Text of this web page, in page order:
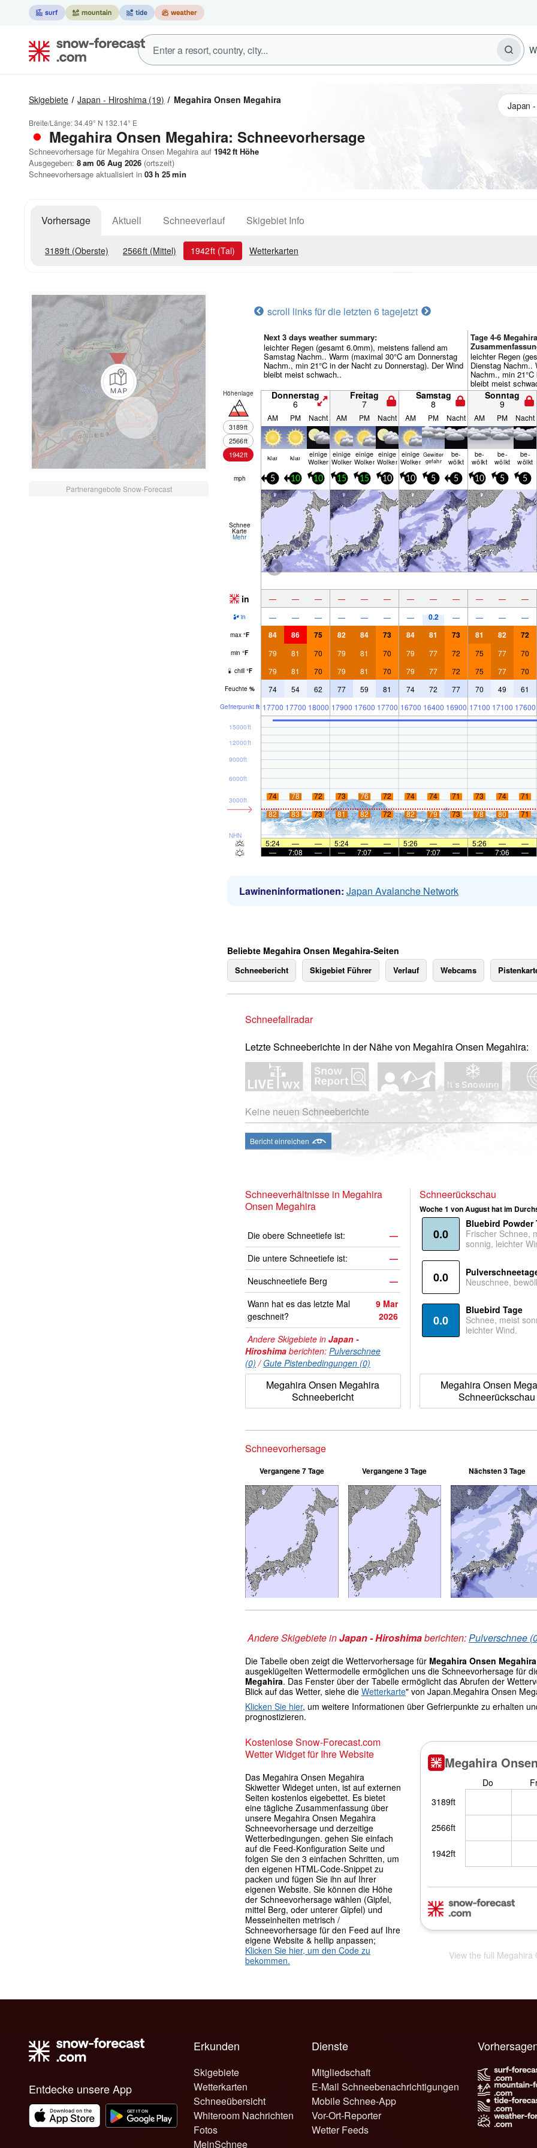
Skigebiete Japan - Hiroshima (19) Megahira Onsen Megahira
Breite/Länge:34.49° N 132.14° E
Megahira Onsen Megahira: Schneevorhersage
Schneevorhersage für Megahira Onsen Megahira auf 1942ft Höhe
Ausgegeben: 8 am 06 Aug 2026 (ortszeit)
Schneevorhersage aktualisiert in 03h 25min
Vorhersage Aktuell Schneeverlauf Skigebiet Info
3189ft (Oberste) 2566ft (Mittel) 1942ft (Tal) Wetterkarten
Partnerangebote Snow-Forecast
scroll links für die letzten 6 tagejetzt
Next 3 days weather summary:
leichter Regen (gesamt 6.0mm), meistens fallend am
Samstag Nachm.. Warm (maximal 30°C am Donnerstag
Nachm., min 21°C in der Nacht zu Donnerstag). Der Wind
bleibt meist schwach..
Tage 4-6
leichter Regen
Dienstag Nachm..
Nachm., min
bleibt meist
Höhenlage
3189ft
2566ft
1942ft
Donnerstag
6
Freitag
7
Samstag
8
Sonntag
9
AM PM Nacht AM PM Nacht AM PM Nacht AM PM Nacht
klar klar einige
Wolken
einige
Wolken
einige
Wolken
einige
Wolken
einige
Wolken
Gewitter
gefahr
be­
wölkt
be­
wölkt
be­
wölkt
be­
wölkt
mph 5 10 10 15 15 10 10 5 5 10 5 5
Schnee
Karte
Mehr
in — — — — — — — — — — — —
in — — — — — — — 0.2 — — — —
max °F 84 86 75 82 84 73 84 81 73 81 82 72
min °F 79 81 70 79 81 70 79 77 72 75 77 70
chill °F 79 81 70 79 81 70 79 77 72 75 77 70
Feuchte % 74 54 62 77 59 81 74 72 77 70 49 61
Gefrier­punkt ft 17700 17700 18000 17900 17600 17700 16700 16400 16900 17100 17100 17600
NHN
3000ft
6000ft
9000ft
12000ft
15000ft
74 78 72 73 76 72 74 74 71 73 74 71
82
83 73 81 82 72 82 79 73 78 80 71
5:24 — — 5:24 — — 5:26 — — 5:26 — —
—
7:08 — — 7:07 — — 7:07 — — 7:06 —
Lawineninformationen: Japan Avalanche Network
Beliebte Megahira Onsen Megahira-Seiten
Schneebericht Skigebiet Führer Verlauf Webcams
Schneefallradar
Letzte Schneeberichte in der Nähe von Megahira Onsen Megahira:
Keine neuen Schneeberichte
Bericht einreichen
Schneeverhältnisse in Megahira
Onsen Megahira
Die obere Schneetiefe ist:
—
Die untere Schneetiefe ist:
—
Neuschneetiefe Berg
—
Wann hat es das letzte Mal
geschneit?
9 Mar
2026
Andere Skigebiete in Japan -
Hiroshima berichten: Pulverschnee
(0) /Gute Pistenbedingungen (0)
Megahira Onsen Megahira
Schneebericht
Schneerückschau
Woche 1 von August hat im
0.0
Bluebird Powder
Frischer Schnee,
sonnig, leichter
0.0
Neuschnee,
0.0
Bluebird Tage
Schnee, meist
leichter Wind.
Megahira Onsen
Schneerückschau
Schneevorhersage
Vergangene 7 Tage Vergangene 3 Tage Nächsten 3 Tage
Andere Skigebiete inJapan - Hiroshimaberichten:Pulverschnee
Die Tabelle oben zeigt die Wettervorhersage für Megahira Onsen Megahira
ausgeklügelten Wettermodelle ermöglichen uns die Schneevorhersage für
Megahira. Das Fenster über der Tabelle ermöglicht das Abrufen der
Blick auf das Wetter, siehe die Wetterkarte" von Japan.Megahira Onsen
Klicken Sie hier, um weitere Informationen über Gefrierpunkte zu erhalten
prognostizieren.
Kostenlose Snow-Forecast.com
Wetter Widget für Ihre Website
Das Megahira Onsen Megahira
Skiwetter Wideget unten, ist auf externen
Seiten kostenlos eigebettet. Es bietet
eine tägliche Zusammenfassung über
unsere Megahira Onsen Megahira
Schneevorhersage und derzeitige
Wetterbedingungen. gehen Sie einfach
auf die Feed-Konfiguration Seite und
folgen Sie den 3 einfachen Schritten, um
den eigenen HTML-Code-Snippet zu
packen und fügen Sie ihn auf Ihrer
eigenen Website. Sie können die Höhe
der Schneevorhersage wählen (Gipfel,
mittel Berg, oder unterer Gipfel) und
Messeinheiten metrisch /
Schneevorhersage für den Feed auf Ihre
eigene Website & hellip anpassen;
Klicken Sie hier, um den Code zu
bekommen.
View the full
Entdecke unsere App
Erkunden
Skigebiete
Wetterkarten
Schneeübersicht
Whiteroom Nachrichten
Fotos
MeinSchnee
Dienste
Mitgliedschaft
E-Mail Schneebenachrichtigungen
Mobile Schnee-App
Vor-Ort-Reporter
Wetter Feeds